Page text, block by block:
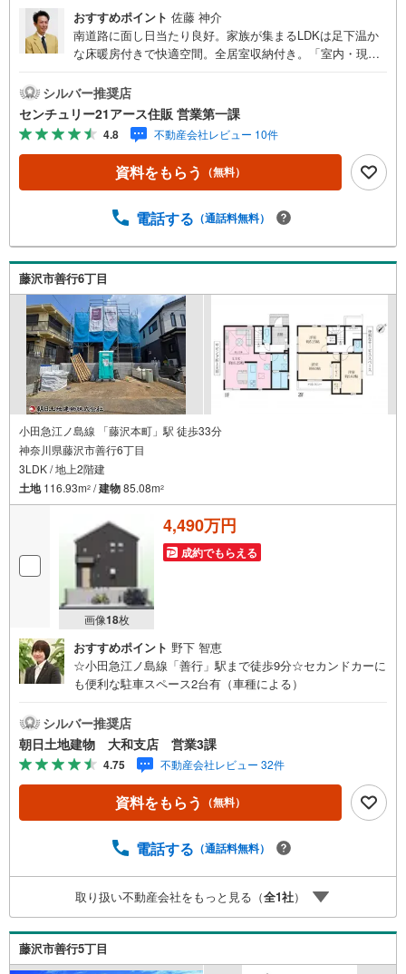
おすすめポイント 佐藤 神介
南道路に面し日当たり良好。家族が集まるLDKは足下温か
な床暖房付きで快適空間。全居室収納付き。「室内・現地
ズになります。【センチュリー21アース住販のポイント】
◆センチュリオン獲得店舗◆全国約970店舗あるセンチュリ
ー21のお店。その中でも、アメリカ本部が設ける一定基準
を満たした、上位4％しか受賞できない賞。それが「センチ
ュリオン」です。弊社はそのセンチュリオンを2002年から
欠かすことなく取り続けております。◆住宅ローン相談会
際に実際かかる諸費用の概算も行っております。人生最大
ドバイスをさせて頂きます。◆優遇金利にこだわる◆大き
な金額を長期間で返済する住宅ローンは優遇金利が0.1％変
わるだけで、支払い総額に大きな変化が生じます。取引の
多い弊社は金融機関の特色、傾向、トレンドを熟知してお
りますので、お客様のニーズにあった金融機関をご紹介さ
せて頂きます。
シルバー推奨店
センチュリー21アース住販 営業第一課
4.8 不動産会社レビュー 10件
資料をもらう （無料）
電話する （通話料無料）
藤沢市善行6丁目
小田急江ノ島線 「藤沢本町」駅 徒歩33分
神奈川県藤沢市善行6丁目
3LDK / 地上2階建
土地116.93m2 /建物85.08m2
画像18枚
4,490万円
成約でもらえる
おすすめポイント 野下 智恵
☆小田急江ノ島線「善行」駅まで徒歩9分☆セカンドカーに
も便利な駐車スペース2台有（車種による）
シルバー推奨店
朝日土地建物 大和支店 営業3課
4.75 不動産会社レビュー 32件
資料をもらう （無料）
電話する （通話料無料）
取り扱い不動産会社をもっと見る（全1社）
藤沢市善行5丁目